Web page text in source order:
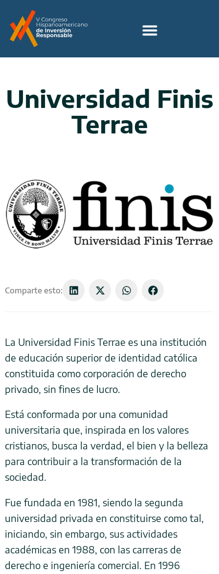
Universidad Finis
Terrae
Comparte esto:
La Universidad Finis Terrae es una institución
de educación superior de identidad católica
constituida como corporación de derecho
privado, sin fines de lucro.
Está conformada por una comunidad
universitaria que, inspirada en los valores
cristianos, busca la verdad, el bien y la belleza
para contribuir a la transformación de la
sociedad.
Fue fundada en 1981, siendo la segunda
universidad privada en constituirse como tal,
iniciando, sin embargo, sus actividades
académicas en 1988, con las carreras de
derecho e ingeniería comercial. En 1996